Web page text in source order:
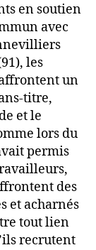
en soutien
avec
les
un
titre,
et le
lors du
permis
des
et acharnés
tout lien
recrutent